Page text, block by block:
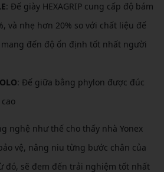
: Đế giày HEXAGRIP cung cấp độ bám
và nhẹ hơn 20% so với chất liệu đế
đến độ ổn định tốt nhất người
: Đế giữa bằng phylon được đúc
nghệ như thế cho thấy nhà Yonex
vệ, nâng niu từng bước chân của
đó, sẽ đem đến trải nghiệm tốt nhất